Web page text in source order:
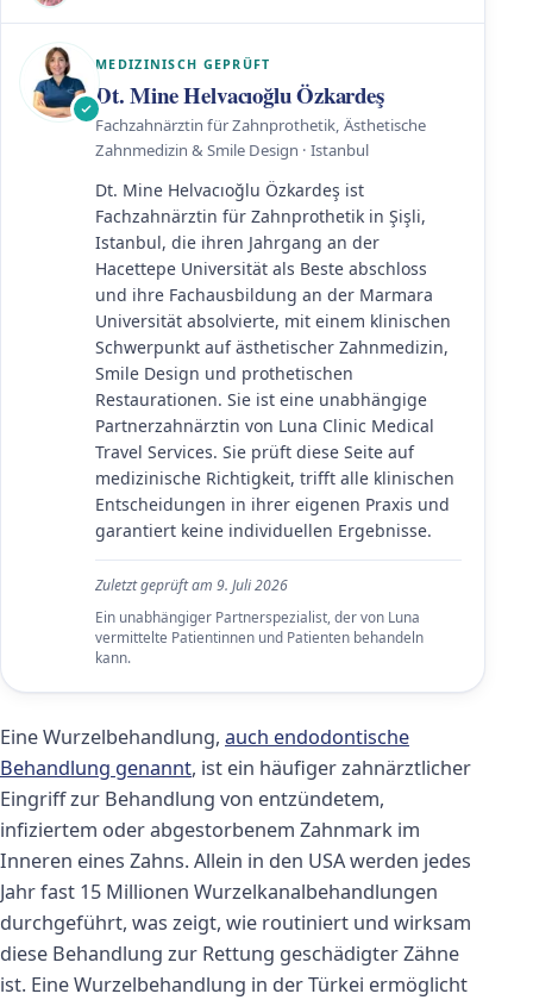
MEDIZINISCH GEPRÜFT
Dt. Mine Helvacıoğlu Özkardeş
Fachzahnärztin für Zahnprothetik, Ästhetische
Zahnmedizin & Smile Design · Istanbul
Dt. Mine Helvacıoğlu Özkardeş ist
Fachzahnärztin für Zahnprothetik in Şişli,
Istanbul, die ihren Jahrgang an der
Hacettepe Universität als Beste abschloss
und ihre Fachausbildung an der Marmara
Universität absolvierte, mit einem klinischen
Schwerpunkt auf ästhetischer Zahnmedizin,
Smile Design und prothetischen
Restaurationen. Sie ist eine unabhängige
Partnerzahnärztin von Luna Clinic Medical
Travel Services. Sie prüft diese Seite auf
medizinische Richtigkeit, trifft alle klinischen
Entscheidungen in ihrer eigenen Praxis und
garantiert keine individuellen Ergebnisse.
Zuletzt geprüft am9. Juli 2026
Ein unabhängiger Partnerspezialist, der von Luna
vermittelte Patientinnen und Patienten behandeln
kann.
Eine Wurzelbehandlung, auch endodontische
Behandlung genannt, ist ein häufiger zahnärztlicher
Eingriff zur Behandlung von entzündetem,
infiziertem oder abgestorbenem Zahnmark im
Inneren eines Zahns. Allein in den USA werden jedes
Jahr fast 15 Millionen Wurzelkanalbehandlungen
durchgeführt, was zeigt, wie routiniert und wirksam
diese Behandlung zur Rettung geschädigter Zähne
ist. Eine Wurzelbehandlung in der Türkei ermöglicht